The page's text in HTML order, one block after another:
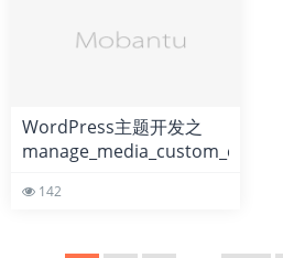
WordPress主题开发之
manage_media_custom_column
142